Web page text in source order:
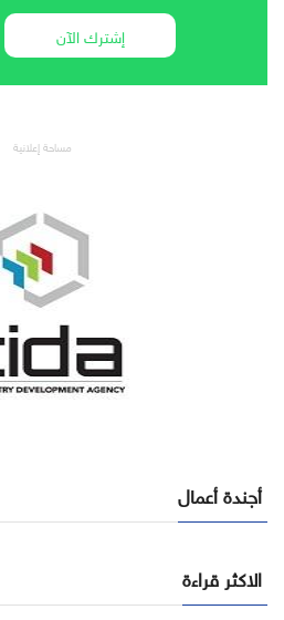
إشترك الآن
مساحة إعلانية
أجندة أعمال
الاكثر قراءة